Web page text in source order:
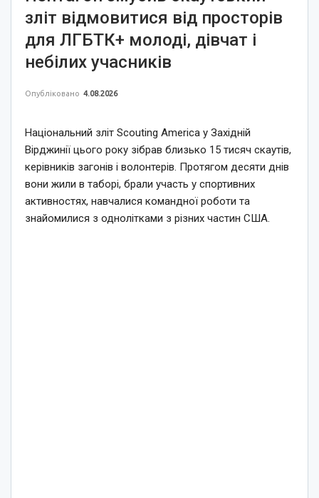
зліт відмовитися від просторів
для ЛГБТК+ молоді, дівчат і
небілих учасників
Опубліковано 4.08.2026
Національний зліт Scouting America у Західній
Вірджинії цього року зібрав близько 15 тисяч скаутів,
керівників загонів і волонтерів. Протягом десяти днів
вони жили в таборі, брали участь у спортивних
активностях, навчалися командної роботи та
знайомилися з однолітками з різних частин США.